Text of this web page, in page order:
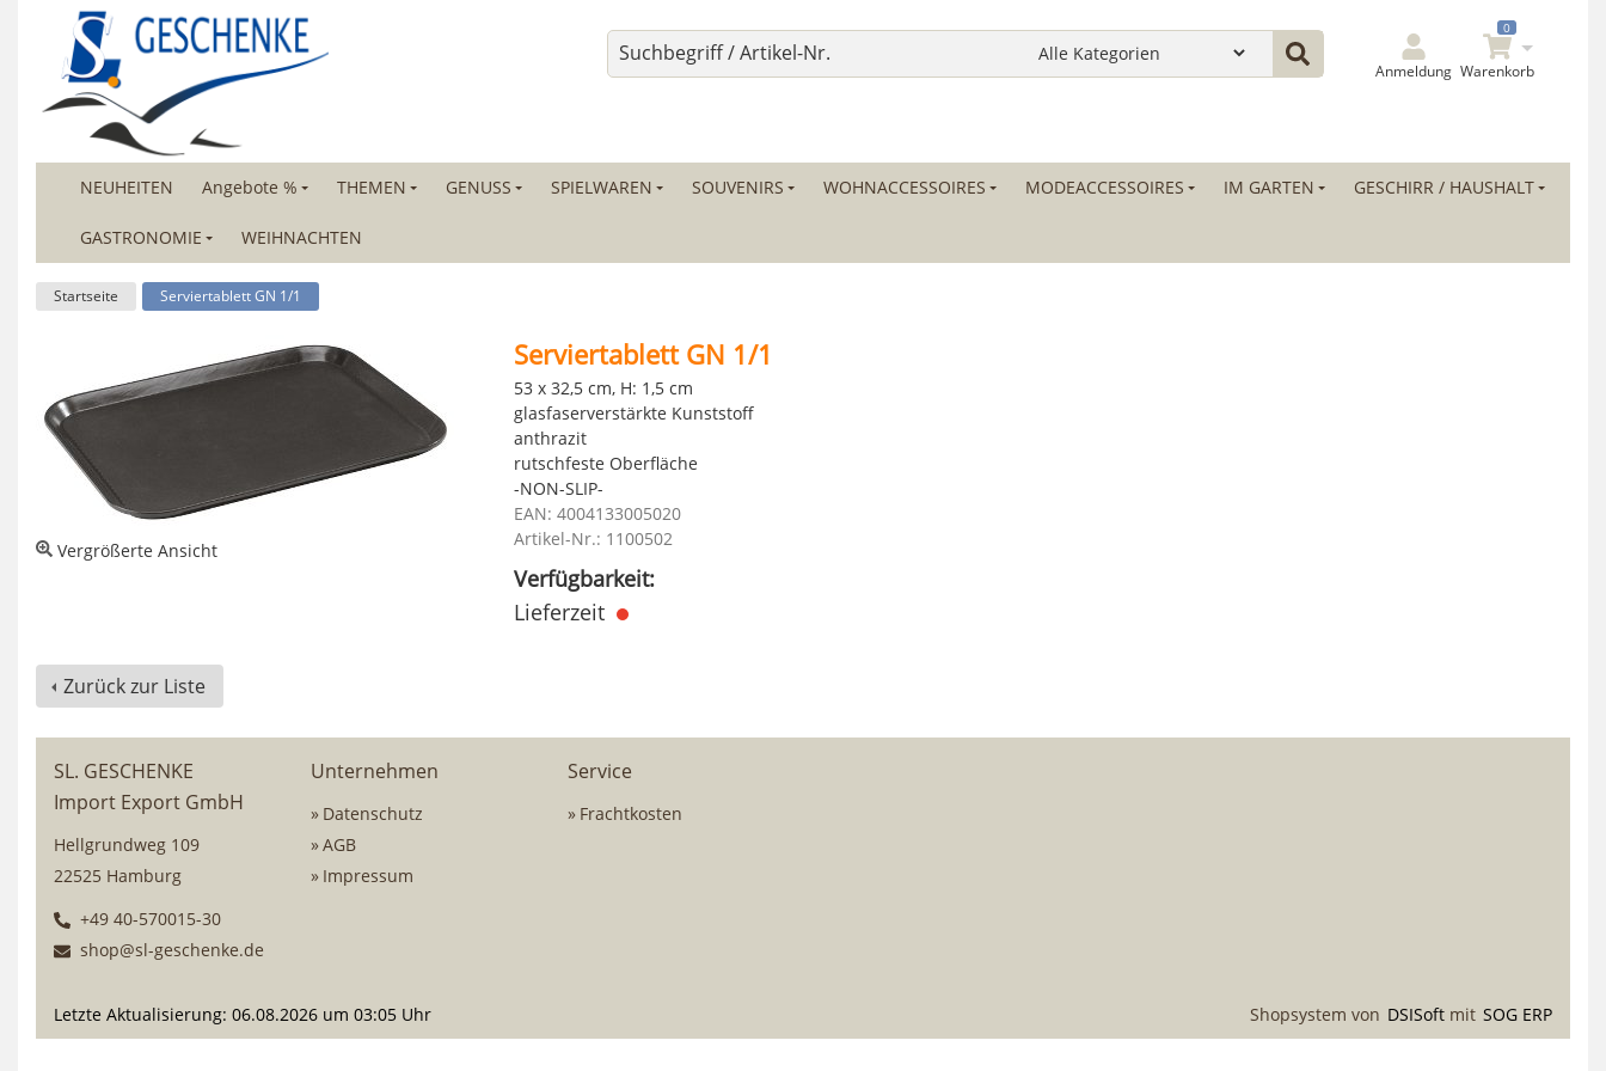
Anmeldung
0
Warenkorb
NEUHEITEN Angebote % THEMEN GENUSS SPIELWAREN SOUVENIRS WOHNACCESSOIRES MODEACCESSOIRES IM GARTEN GESCHIRR / HAUSHALT
GASTRONOMIE WEIHNACHTEN
Startseite Serviertablett GN 1/1
Vergrößerte Ansicht
Serviertablett GN 1/1
53 x 32,5 cm, H: 1,5 cm
glasfaserverstärkte Kunststoff
anthrazit
rutschfeste Oberfläche
-NON-SLIP-
EAN: 4004133005020
Artikel-Nr.: 1100502
Verfügbarkeit:
Lieferzeit
Zurück zur Liste
SL. GESCHENKE
Import Export GmbH
Hellgrundweg 109
22525 Hamburg
+49 40-570015-30
shop@sl-geschenke.de
Unternehmen
Datenschutz
AGB
Impressum
Service
Frachtkosten
Letzte Aktualisierung: 06.08.2026 um 03:05 Uhr Shopsystem von DSISoft mit SOG ERP